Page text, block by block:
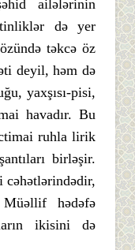
ailələrinin
də yer
təkcə öz
deyil, həm də
yaxşısı-pisi,
havadır. Bu
ruhla lirik
birləşir.
cəhətlərindədir,
Müəllif hədəfə
ikisini də